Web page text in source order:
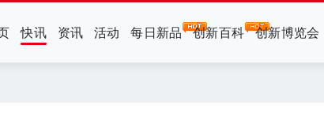
快讯 资讯 活动 每日新品 创新百科 创新博览会